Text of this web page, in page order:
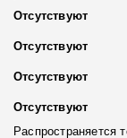
Отсутствуют
Отсутствуют
Отсутствуют
Отсутствуют
Распространяется